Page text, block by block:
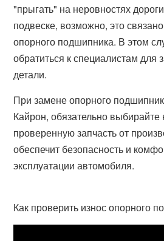
"прыгать" на неровностях
подвеске, возможно, это
опорного подшипника. В этом
обратиться к специалистам для
детали.
При замене опорного
Кайрон, обязательно выбирайте
проверенную запчасть от
обеспечит безопасность и
эксплуатации автомобиля.
Как проверить износ опорного